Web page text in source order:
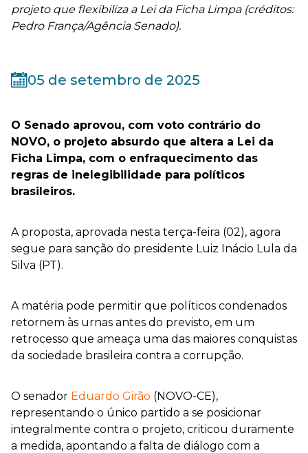
projeto que flexibiliza a Lei da Ficha Limpa (créditos:
Pedro França/Agência Senado).
05 de setembro de 2025
O Senado aprovou, com voto contrário do
NOVO, o projeto absurdo que altera a Lei da
Ficha Limpa, com o enfraquecimento das
regras de inelegibilidade para políticos
brasileiros.
A proposta, aprovada nesta terça-feira (02), agora
segue para sanção do presidente Luiz Inácio Lula da
Silva (PT).
A matéria pode permitir que políticos condenados
retornem às urnas antes do previsto, em um
retrocesso que ameaça uma das maiores conquistas
da sociedade brasileira contra a corrupção.
O senador Eduardo Girão (NOVO-CE),
representando o único partido a se posicionar
integralmente contra o projeto, criticou duramente
a medida, apontando a falta de diálogo com a